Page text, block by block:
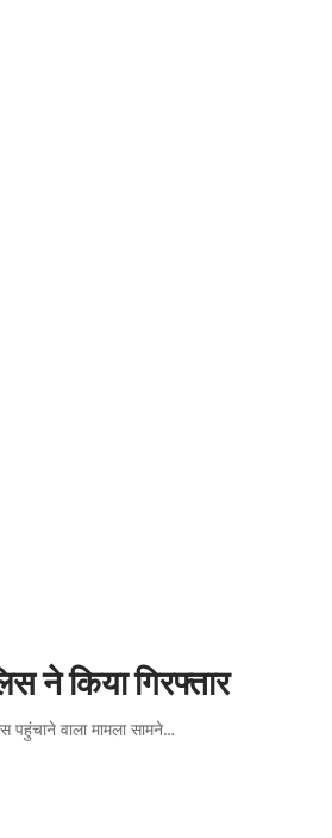
ने किया गिरफ्तार
पहुंचाने वाला मामला सामने…